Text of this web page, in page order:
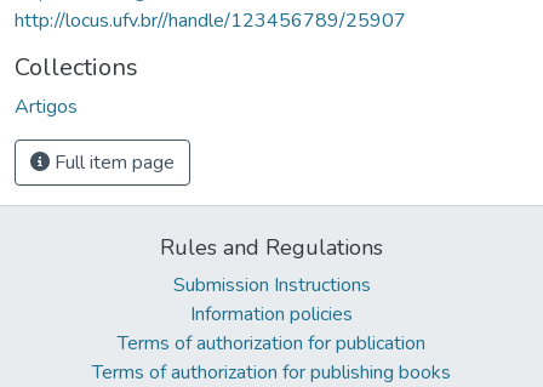
http://locus.ufv.br//handle/123456789/25907
Collections
Artigos
Full item page
Rules and Regulations
Submission Instructions
Information policies
Terms of authorization for publication
Terms of authorization for publishing books